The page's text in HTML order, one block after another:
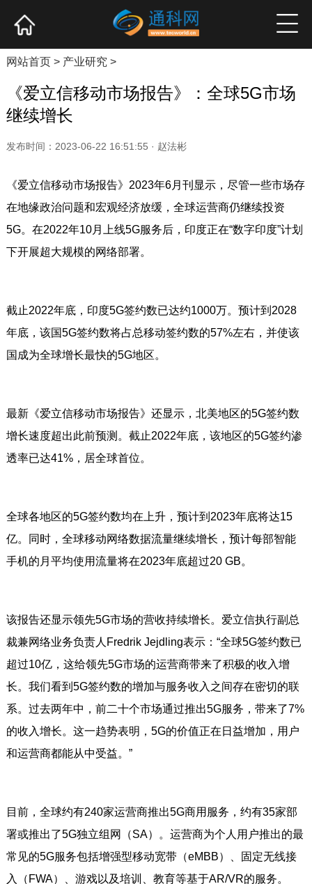
产业资讯 企业新品 高端访谈
网站首页> 产业研究 >
《爱立信移动市场报告》：全球5G市场
继续增长
发布时间：2023-06-22 16:51:55 · 赵法彬
《爱立信移动市场报告》2023年6月刊显示，尽管一些市场存
在地缘政治问题和宏观经济放缓，全球运营商仍继续投资
5G。在2022年10月上线5G服务后，印度正在“数字印度”计划
下开展超大规模的网络部署。
截止2022年底，印度5G签约数已达约1000万。预计到2028
年底，该国5G签约数将占总移动签约数的57%左右，并使该
国成为全球增长最快的5G地区。
最新《爱立信移动市场报告》还显示，北美地区的5G签约数
增长速度超出此前预测。截止2022年底，该地区的5G签约渗
透率已达41%，居全球首位。
全球各地区的5G签约数均在上升，预计到2023年底将达15
亿。同时，全球移动网络数据流量继续增长，预计每部智能
手机的月平均使用流量将在2023年底超过20 GB。
该报告还显示领先5G市场的营收持续增长。爱立信执行副总
裁兼网络业务负责人Fredrik Jejdling表示：“全球5G签约数已
超过10亿，这给领先5G市场的运营商带来了积极的收入增
长。我们看到5G签约数的增加与服务收入之间存在密切的联
系。过去两年中，前二十个市场通过推出5G服务，带来了7%
的收入增长。这一趋势表明，5G的价值正在日益增加，用户
和运营商都能从中受益。”
目前，全球约有240家运营商推出5G商用服务，约有35家部
署或推出了5G独立组网（SA）。运营商为个人用户推出的最
常见的5G服务包括增强型移动宽带（eMBB）、固定无线接
入（FWA）、游戏以及培训、教育等基于AR/VR的服务。